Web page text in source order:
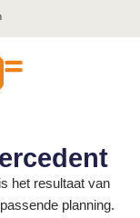
het resultaat van
planning.